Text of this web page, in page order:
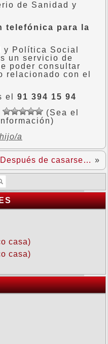
de Sanidad y
telefónica para la
Política Social
un servicio de
poder consultar
relacionado con el
el 91 394 15 94
(Sea el
a
Después de casarse… »
casa)
casa)